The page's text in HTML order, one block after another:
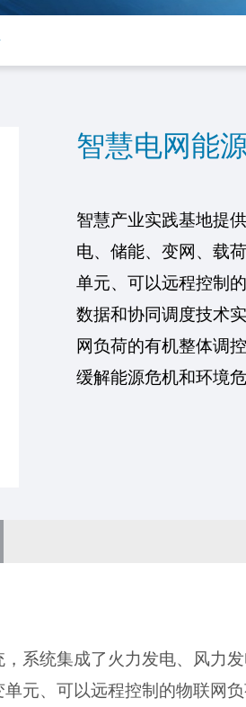
智慧电网能
智慧产业实践基地提供
电、储能、变网、载
单元、 可以远程控制
数据和协同调度技术
网负荷的有机整体调控
缓解能源危机和环境
， 系统集成了火力发电、风力
元、 可以远程控制的物联网